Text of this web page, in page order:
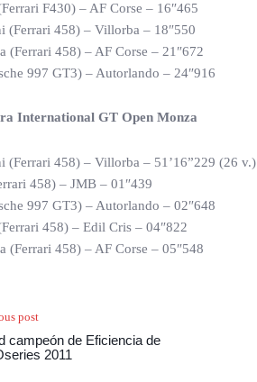
F430) – AF Corse – 16″465
(Ferrari 458) – Villorba – 18″550
(Ferrari 458) – AF Corse – 21″672
997 GT3) – Autorlando – 24″916
International GT Open Monza
(Ferrari 458) – Villorba – 51’16”229 (26 v.)
458) – JMB – 01″439
997 GT3) – Autorlando – 02″648
458) – Edil Cris – 04″822
(Ferrari 458) – AF Corse – 05″548
post
campeón de Eficiencia de
2011